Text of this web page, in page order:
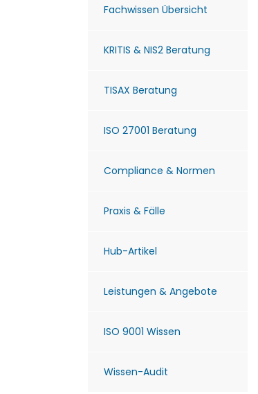
Fachwissen Übersicht
KRITIS & NIS2 Beratung
TISAX Beratung
ISO 27001 Beratung
Compliance & Normen
Praxis & Fälle
Hub-Artikel
Leistungen & Angebote
ISO 9001 Wissen
Wissen-Audit